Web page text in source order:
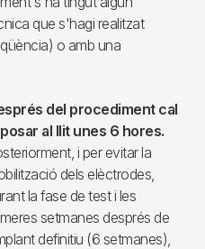
que s'hagi realitzat
o amb una
del procediment cal
al llit unes 6 hores.
i per evitar la
dels elèctrodes,
la fase de test i les
setmanes després de
definitiu (6 setmanes),